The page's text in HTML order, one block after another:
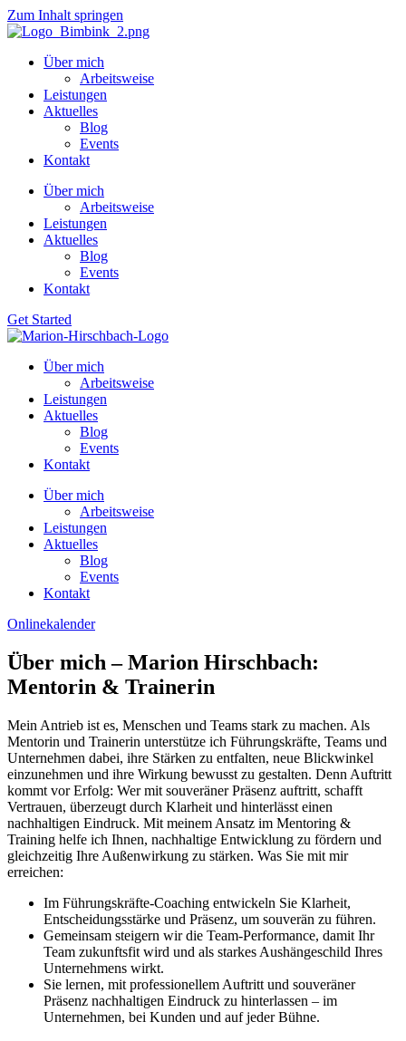
Zum Inhalt springen
Über mich
Arbeitsweise
Leistungen
Aktuelles
Blog
Events
Kontakt
Über mich
Arbeitsweise
Leistungen
Aktuelles
Blog
Events
Kontakt
Get Started
Über mich
Arbeitsweise
Leistungen
Aktuelles
Blog
Events
Kontakt
Über mich
Arbeitsweise
Leistungen
Aktuelles
Blog
Events
Kontakt
Onlinekalender
Über mich – Marion Hirschbach:
Mentorin & Trainerin
Mein Antrieb ist es, Menschen und Teams stark zu machen. Als
Mentorin und Trainerin unterstütze ich Führungskräfte, Teams und
Unternehmen dabei, ihre Stärken zu entfalten, neue Blickwinkel
einzunehmen und ihre Wirkung bewusst zu gestalten. Denn Auftritt
kommt vor Erfolg: Wer mit souveräner Präsenz auftritt, schafft
Vertrauen, überzeugt durch Klarheit und hinterlässt einen
nachhaltigen Eindruck. Mit meinem Ansatz im Mentoring &
Training helfe ich Ihnen, nachhaltige Entwicklung zu fördern und
gleichzeitig Ihre Außenwirkung zu stärken. Was Sie mit mir
erreichen:
Im Führungskräfte-Coaching entwickeln Sie Klarheit,
Entscheidungsstärke und Präsenz, um souverän zu führen.
Gemeinsam steigern wir die Team-Performance, damit Ihr
Team zukunftsfit wird und als starkes Aushängeschild Ihres
Unternehmens wirkt.
Sie lernen, mit professionellem Auftritt und souveräner
Präsenz nachhaltigen Eindruck zu hinterlassen – im
Unternehmen, bei Kunden und auf jeder Bühne.